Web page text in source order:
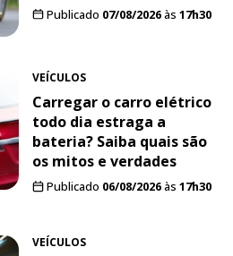
Publicado 07/08/2026às 17h30
VEÍCULOS
Carregar o carro elétrico
todo dia estraga a
bateria? Saiba quais são
os mitos e verdades
Publicado 06/08/2026às 17h30
VEÍCULOS